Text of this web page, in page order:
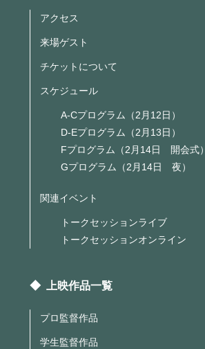
アクセス
来場ゲスト
チケットについて
スケジュール
A-Cプログラム（2月12日）
D-Eプログラム（2月13日）
Fプログラム（2月14日 開会式）
Gプログラム（2月14日 夜）
関連イベント
トークセッションライブ
トークセッションオンライン
◆ 上映作品一覧
プロ監督作品
学生監督作品